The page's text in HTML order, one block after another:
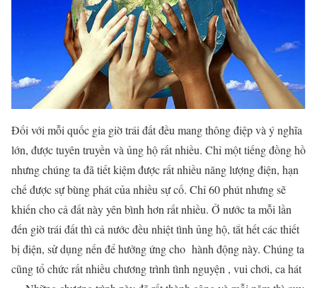
Đối với mỗi quốc gia giờ trái đất đều mang thông điệp và ý nghĩa
lớn, được tuyên truyền và ủng hộ rất nhiều. Chỉ một tiếng đồng hồ
nhưng chúng ta đã tiết kiệm được rất nhiều năng lượng điện, hạn
chế được sự bùng phát của nhiều sự cố. Chỉ 60 phút nhưng sẽ
khiến cho cả đất này yên bình hơn rất nhiều. Ở nước ta mỗi lần
đến giờ trái đất thì cả nước đều nhiệt tình ủng hộ, tắt hết các thiết
bị điện, sử dụng nến để hưởng ứng cho hành động này. Chúng ta
cũng tổ chức rất nhiều chương trình tình nguyện , vui chơi, ca hát